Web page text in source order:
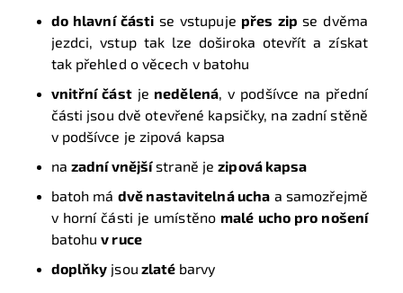
do hlavní části se vstupuje přes zipse dvěma
jezdci, vstup tak lze doširoka otevřít a získat
tak přehled o věcech v batohu
vnitřní částje nedělená, v podšívce na přední
části jsou dvě otevřené kapsičky, na zadní stěně
v podšívce je zipová kapsa
na zadní vnějšístraně jezipová kapsa
batoh má dvě nastavitelná ucha a samozřejmě
v horní části je umístěno malé ucho pro nošení
batohuv ruce
doplňky jsou zlaté barvy